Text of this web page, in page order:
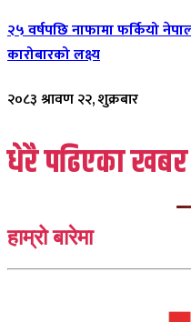
२५ वर्षपछि नाफामा फर्कियो
कारोबारको लक्ष्य
२०८३ श्रावण २२, शुक्रबार
धेरै पढिएका खबर
हाम्रो बारेमा